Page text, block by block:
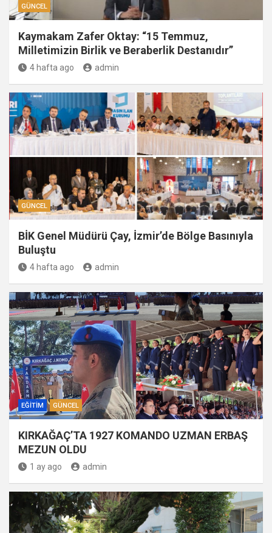
GÜNCEL
Kaymakam Zafer Oktay: “15 Temmuz,
Milletimizin Birlik ve Beraberlik Destanıdır”
4 hafta ago admin
GÜNCEL
BİK Genel Müdürü Çay, İzmir’de Bölge Basınıyla
Buluştu
4 hafta ago admin
EĞITIM GÜNCEL
KIRKAĞAÇ’TA 1927 KOMANDO UZMAN ERBAŞ
MEZUN OLDU
1 ay ago admin